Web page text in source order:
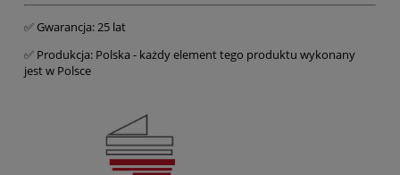
✅ Gwarancja: 25 lat
✅ Produkcja: Polska - każdy element tego produktu wykonany
jest w Polsce